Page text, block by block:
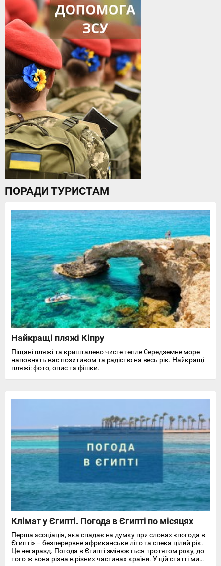
ПОРАДИ ТУРИСТАМ
Найкращі пляжі Кіпру
Піщані пляжі та кришталево чисте тепле Середземне море
наповнять вас позитивом та радістю на весь рік. Найкращі
пляжі: фото, опис та фішки.
Клімат у Єгипті. Погода в Єгипті по місяцях
Перша асоціація, яка спадає на думку при словах «погода в
Єгипті» – безперервне африканське літо та спека цілий рік.
Це негаразд. Погода в Єгипті змінюється протягом року, до
того ж вона різна в різних частинах країни. У цій статті ми